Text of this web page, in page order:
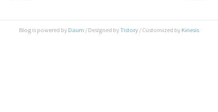
사람/여러 무선기기가 동시에 네트워크에 참여하
는 공공 와이파이 환경에서도 속도 저하 없이 최상
Blog is powered by Daum / Designed byTistory / Customized by Kinesis